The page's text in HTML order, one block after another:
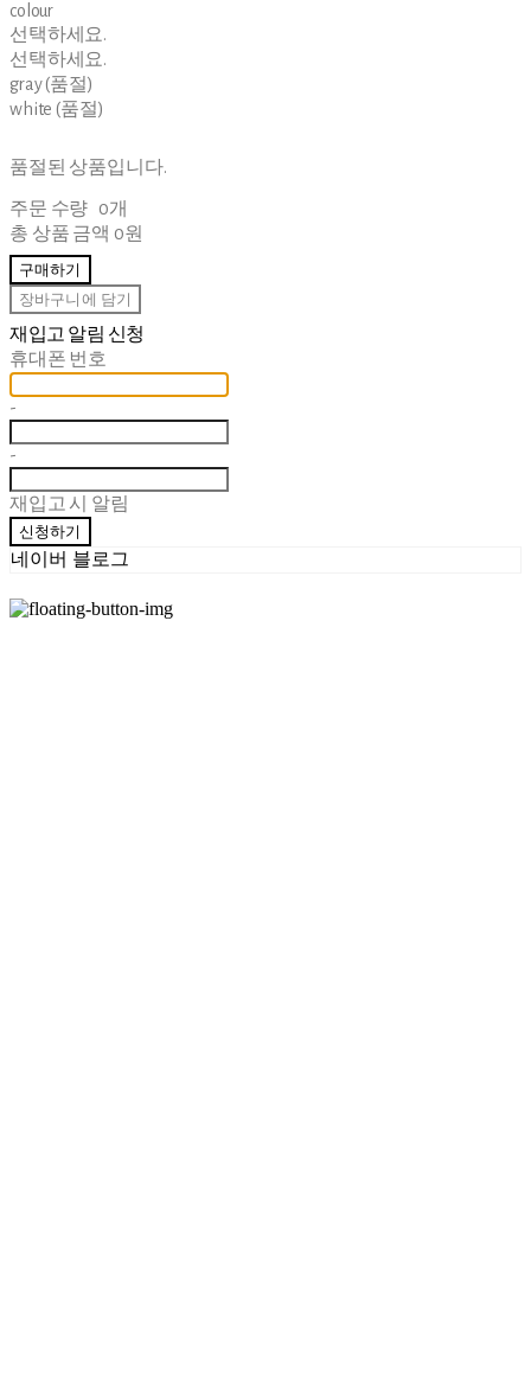
colour
선택하세요.
선택하세요.
gray (품절)
white (품절)
품절된 상품입니다.
주문 수량
0개
총 상품 금액 0원
구매하기
장바구니에 담기
재입고 알림 신청
휴대폰 번호
-
-
재입고 시 알림
신청하기
네이버 블로그